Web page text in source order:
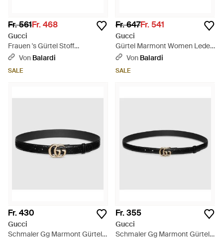
Fr. 561Fr. 468
Gucci
Frauen 's Gürtel Stoff
Beige/Pfirsich - Mehrfarbig
Von Balardi
SALE
Fr. 647Fr. 541
Gucci
Gürtel Marmont Women Leder
schwarz
Von Balardi
SALE
Fr. 430
Gucci
Schmaler Gg Marmont Gürtel,
Fr. 355
Gucci
Schmaler Gg Marmont Gürtel,